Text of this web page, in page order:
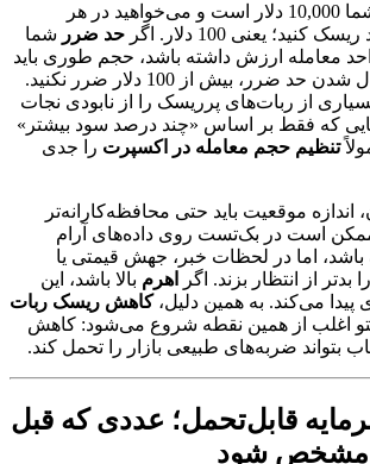
فرض کنید سرمایه شما 10,000 دلار است و می‌خواهید در هر
حد ضرر شما
واحد معامله ارزش داشته باشد، حجم طوری باید
تنظیم شود که با فعال شدن حد ضرر، بیش از 100 دلار ضرر نکنید.
از ربات‌های پرریسک را از نابودی نجات
که فقط بر اساس «چند درصد سود بیشتر»
تنظیم حجم معامله در اکسپرت را جدی
اندازه موقعیت باید حتی محافظه‌کارانه‌تر
است در بک‌تست روی داده‌های آرام
اما در لحظات خبر، جهش قیمتی یا
بدتر از انتظار بزند. اگر
اهرم بالا باشد، این
می‌کند. به همین دلیل،کاهش ریسک ربات
اغلب از همین نقطه شروع می‌شود: کاهش
بتواند ضربه‌های طبیعی بازار را تحمل کند.
قابل‌تحمل؛ عددی که قبل
مشخص شود